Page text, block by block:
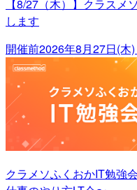
【8/27（木）】クラス
します
開催前2026年8月27日(木
クラメソふくおかIT勉強